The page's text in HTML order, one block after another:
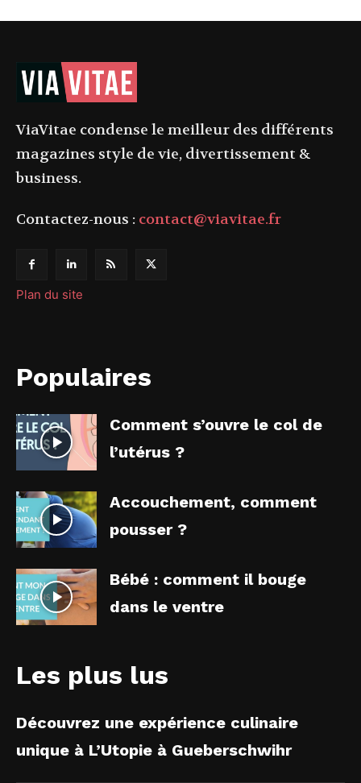
ViaVitae condense le meilleur des différents
magazines style de vie, divertissement &
business.
Contactez-nous : contact@viavitae.fr
Plan du site
Populaires
Comment s’ouvre le col de
l’utérus ?
Accouchement, comment
pousser ?
Bébé : comment il bouge
dans le ventre
Les plus lus
Découvrez une expérience culinaire
unique à L’Utopie à Gueberschwihr